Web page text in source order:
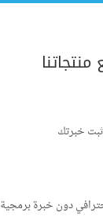
خبرتك
دون خبرة برمجية